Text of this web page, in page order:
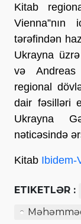
Kitab
Vienna”nın
tərəfindən
Ukrayna
və Andreas
regional
dair fəsilləri
Ukrayna
nəticəsində
Kitab Ibidem-
ETIKETLƏR :